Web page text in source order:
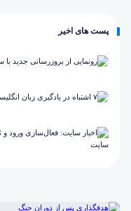
پست های اخیر